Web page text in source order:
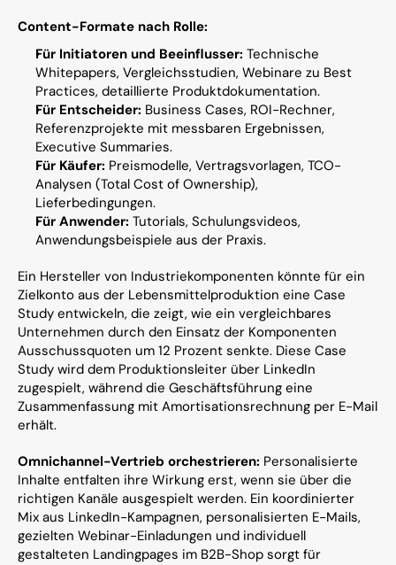
Content-Formate nach Rolle:
Für Initiatoren und Beeinflusser: Technische
Whitepapers, Vergleichsstudien, Webinare zu Best
Practices, detaillierte Produktdokumentation.
Für Entscheider: Business Cases, ROI-Rechner,
Referenzprojekte mit messbaren Ergebnissen,
Executive Summaries.
Für Käufer: Preismodelle, Vertragsvorlagen, TCO-
Analysen (Total Cost of Ownership),
Lieferbedingungen.
Für Anwender: Tutorials, Schulungsvideos,
Anwendungsbeispiele aus der Praxis.
Ein Hersteller von Industriekomponenten könnte für ein
Zielkonto aus der Lebensmittelproduktion eine Case
Study entwickeln, die zeigt, wie ein vergleichbares
Unternehmen durch den Einsatz der Komponenten
Ausschussquoten um 12 Prozent senkte. Diese Case
Study wird dem Produktionsleiter über LinkedIn
zugespielt, während die Geschäftsführung eine
Zusammenfassung mit Amortisationsrechnung per E-Mail
erhält.
Omnichannel-Vertrieb orchestrieren: Personalisierte
Inhalte entfalten ihre Wirkung erst, wenn sie über die
richtigen Kanäle ausgespielt werden. Ein koordinierter
Mix aus LinkedIn-Kampagnen, personalisierten E-Mails,
gezielten Webinar-Einladungen und individuell
gestalteten Landingpages im B2B-Shop sorgt für